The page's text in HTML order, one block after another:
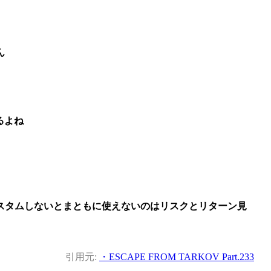
よね
ムしないとまともに使えないのはリスクとリターン見
引用元: ・ESCAPE FROM TARKOV Part.233